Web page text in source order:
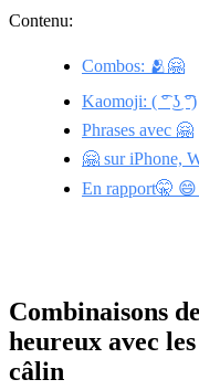
Contenu:
Combos: 🫂🤗
Kaomoji: ( ͡° ͜ʖ ͡°)
Phrases avec 🤗
🤗 sur iPhone,
En rapport🤫
Combinaisons
heureux avec
câlin